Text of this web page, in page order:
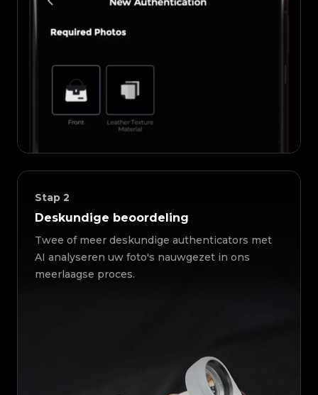
Stap 2
Deskundige beoordeling
Twee of meer deskundige authenticators met
AI analyseren uw foto's nauwgezet in ons
meerlaagse proces.